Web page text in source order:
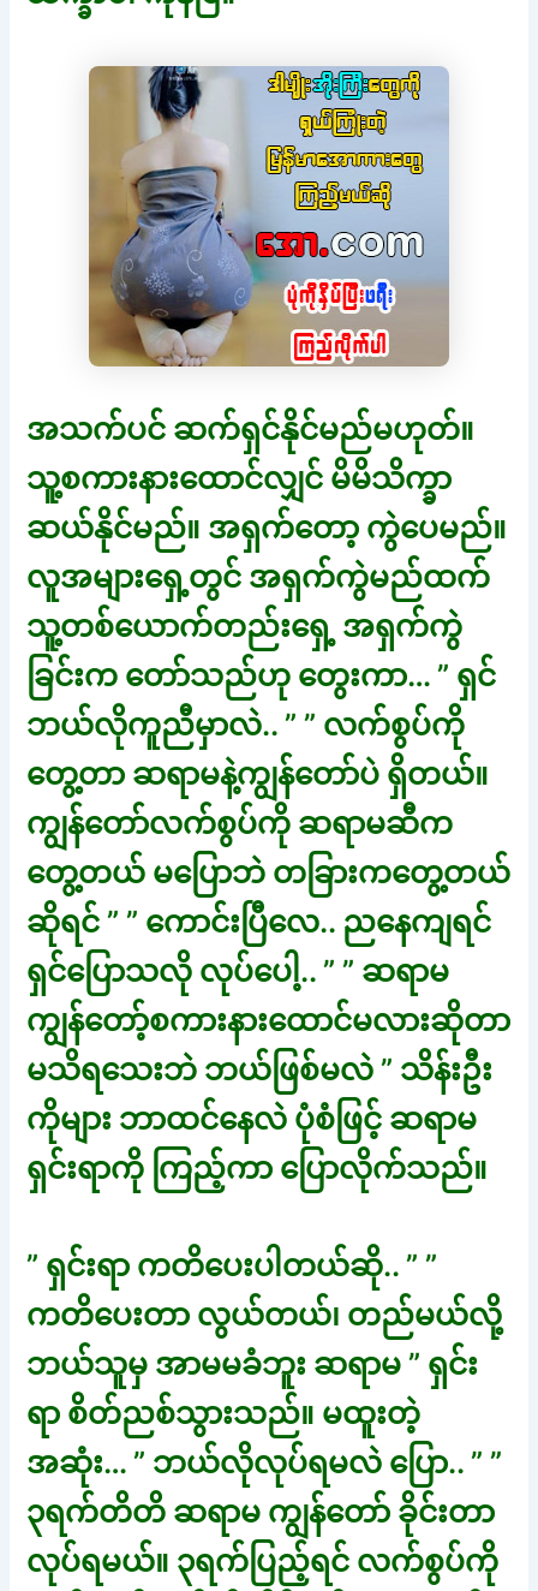
အသက်ပင် ဆက်ရှင်နိုင်မည်မဟုတ်။
သူ့စကားနားထောင်လျှင် မိမိသိက္ခာ
ဆယ်နိုင်မည်။ အရှက်တော့ ကွဲပေမည်။
လူအများရှေ့တွင် အရှက်ကွဲမည်ထက်
သူ့တစ်ယောက်တည်းရှေ့ အရှက်ကွဲ
ခြင်းက တော်သည်ဟု တွေးကာ… ” ရှင်
ဘယ်လိုကူညီမှာလဲ.. ” ” လက်စွပ်ကို
တွေ့တာ ဆရာမနဲ့ကျွန်တော်ပဲ ရှိတယ်။
ကျွန်တော်လက်စွပ်ကို ဆရာမဆီက
တွေ့တယ် မပြောဘဲ တခြားကတွေ့တယ်
ဆိုရင် ” ” ကောင်းပြီလေ.. ညနေကျရင်
ရှင်ပြောသလို လုပ်ပေါ့.. ” ” ဆရာမ
ကျွန်တော့်စကားနားထောင်မလားဆိုတာ
မသိရသေးဘဲ ဘယ်ဖြစ်မလဲ ” သိန်းဦး
ကိုများ ဘာထင်နေလဲ ပုံစံဖြင့် ဆရာမ
ရှင်းရာကို ကြည့်ကာ ပြောလိုက်သည်။
” ရှင်းရာ ကတိပေးပါတယ်ဆို.. ” ”
ကတိပေးတာ လွယ်တယ်၊ တည်မယ်လို့
ဘယ်သူမှ အာမမခံဘူး ဆရာမ ” ရှင်း
ရာ စိတ်ညစ်သွားသည်။ မထူးတဲ့
အဆုံး… ” ဘယ်လိုလုပ်ရမလဲ ပြော.. ” ”
၃ရက်တိတိ ဆရာမ ကျွန်တော် ခိုင်းတာ
လုပ်ရမယ်။ ၃ရက်ပြည့်ရင် လက်စွပ်ကို